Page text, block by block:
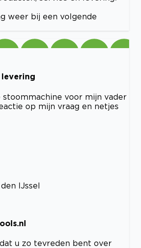
weer bij een volgende
levering
stoommachine voor mijn vader
op mijn vraag en netjes
IJssel
u zo tevreden bent over